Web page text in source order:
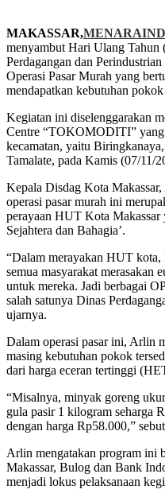
MAKASSAR,
menyambut Hari Ulang
Perdagangan dan
Operasi Pasar Murah yang
mendapatkan kebutuhan
Kegiatan ini diselenggarakan
Centre “TOKOMODITI” yang
kecamatan, yaitu
Tamalate, pada Kamis (07/11/
Kepala Disdag Kota
operasi pasar murah ini
perayaan HUT Kota Makassar
Sejahtera dan Bahagia’.
“Dalam merayakan HUT
semua masyarakat merasakan
untuk mereka. Jadi berbagai
salah satunya Dinas
ujarnya.
Dalam operasi pasar ini, Arlin
masing kebutuhan pokok
dari harga eceran tertinggi
“Misalnya, minyak goreng
gula pasir 1 kilogram seharga
dengan harga Rp58.000,”
Arlin mengatakan program ini
Makassar, Bulog dan Bank
menjadi lokus pelaksanaan